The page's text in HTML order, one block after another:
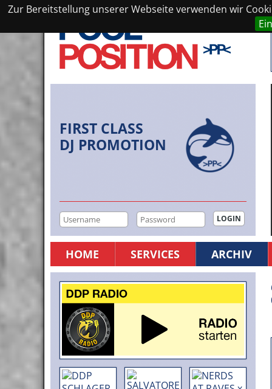
Zur Bereitstellung unserer Webseite verwenden wir
FIRST CLASS
DJ PROMOTION
HOME SERVICES ARCHIV